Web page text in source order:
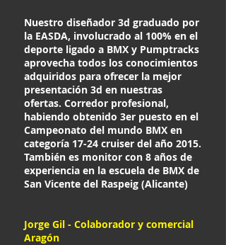
Nuestro diseñador 3d graduado por
la EASDA, involucrado al 100% en el
deporte ligado a BMX y Pumptracks
aprovecha todos los conocimientos
adquiridos para ofrecer la mejor
presentación 3d en nuestras
ofertas. Corredor profesional,
habiendo obtenido 3er puesto en el
Campeonato del mundo BMX en
categoría 17-24 cruiser del año 2015.
También es monitor con 8 años de
experiencia en la escuela de BMX de
San Vicente del Raspeig (Alicante)
Jorge Gil - Colaborador y comercial
Aragón